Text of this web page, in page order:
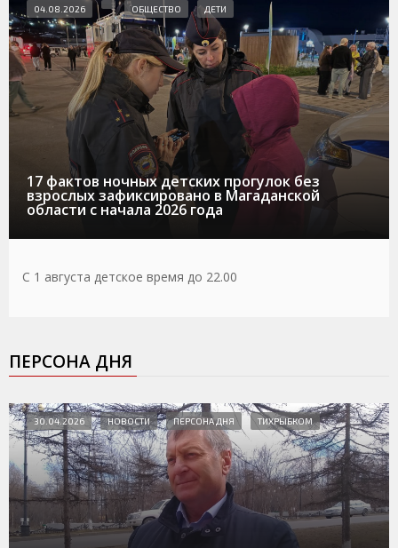
17 фактов ночных детских прогулок без
взрослых зафиксировано в Магаданской
области с начала 2026 года
04.08.2026 ОБЩЕСТВО ДЕТИ
С 1 августа детское время до 22.00
ПЕРСОНА ДНЯ
30.04.2026 НОВОСТИ ПЕРСОНА ДНЯ ТИХРЫБКОМ